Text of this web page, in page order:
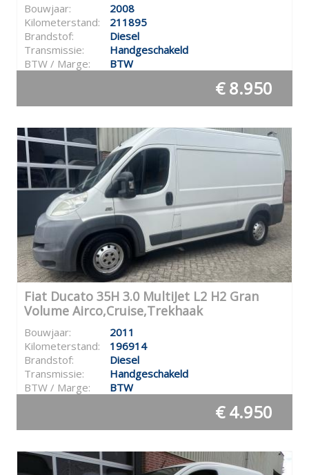
Bouwjaar:
2008
Kilometerstand:
211895
Brandstof:
Diesel
Transmissie:
Handgeschakeld
BTW / Marge:
BTW
€ 8.950
Fiat Ducato 35H 3.0 MultiJet L2 H2 Gran
Volume Airco,Cruise,Trekhaak
Bouwjaar:
2011
Kilometerstand:
196914
Brandstof:
Diesel
Transmissie:
Handgeschakeld
BTW / Marge:
BTW
€ 4.950